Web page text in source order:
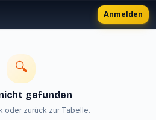
Anmelden
🔍
gefunden
oder zurück zur Tabelle.